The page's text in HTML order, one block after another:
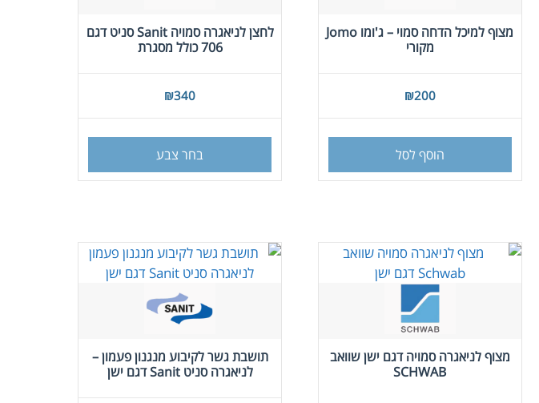
בעמוד
מצוף למיכל הדחה סמוי – ג'ומו Jomo
מקורי
₪200
הוסף לסל
לחצן לניאגרה סמויה Sanit סניט דגם
706 כולל מסגרת
₪340
בחר צבע
למוצר
יש
לבחור
מצוף לניאגרה סמויה דגם ישן שוואב
SCHWAB
תושבת גשר לקיבוע מנגנון פעמון –
לניאגרה סניט Sanit דגם ישן